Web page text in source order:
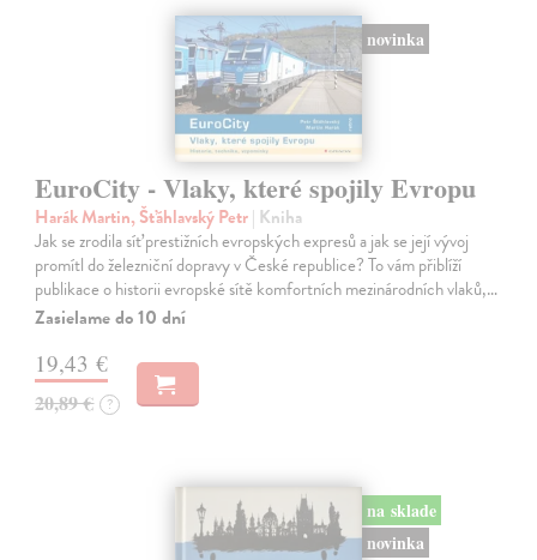
novinka
EuroCity - Vlaky, které spojily Evropu
Harák Martin, Šťáhlavský Petr| Kniha
Jak se zrodila síť prestižních evropských expresů a jak se její vývoj
promítl do železniční dopravy v České republice? To vám přiblíží
publikace o historii evropské sítě komfortních mezinárodních vlaků,…
Zasielame do 10 dní
19,43 €
20,89 € ?
na sklade
novinka